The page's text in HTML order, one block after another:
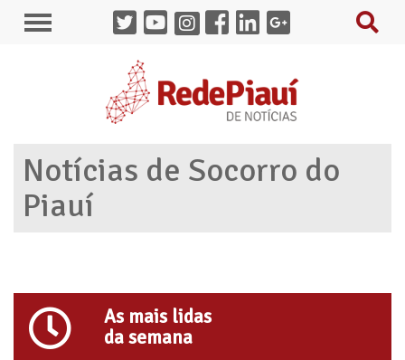
Notícias de Socorro do
Piauí
As mais lidas
da semana